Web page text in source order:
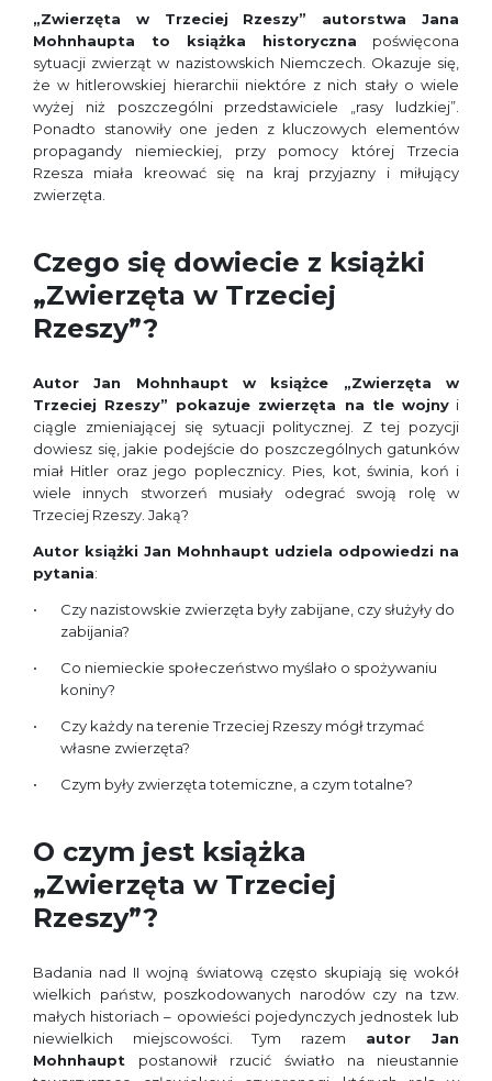
„Zwierzęta w Trzeciej Rzeszy” autorstwa Jana
Mohnhaupta to książka historyczna poświęcona
sytuacji zwierząt w nazistowskich Niemczech. Okazuje się,
że w hitlerowskiej hierarchii niektóre z nich stały o wiele
wyżej niż poszczególni przedstawiciele „rasy ludzkiej”.
Ponadto stanowiły one jeden z kluczowych elementów
propagandy niemieckiej, przy pomocy której Trzecia
Rzesza miała kreować się na kraj przyjazny i miłujący
zwierzęta.
Czego się dowiecie z książki
„Zwierzęta w Trzeciej
Rzeszy”?
Autor Jan Mohnhaupt w książce „Zwierzęta w
Trzeciej Rzeszy” pokazuje zwierzęta na tle wojnyi
ciągle zmieniającej się sytuacji politycznej. Z tej pozycji
dowiesz się, jakie podejście do poszczególnych gatunków
miał Hitler oraz jego poplecznicy. Pies, kot, świnia, koń i
wiele innych stworzeń musiały odegrać swoją rolę w
Trzeciej Rzeszy. Jaką?
Autor książki Jan Mohnhaupt udziela odpowiedzi na
pytania:
Czy nazistowskie zwierzęta były zabijane, czy służyły do
zabijania?
Co niemieckie społeczeństwo myślało o spożywaniu
koniny?
Czy każdy na terenie Trzeciej Rzeszy mógł trzymać
własne zwierzęta?
Czym były zwierzęta totemiczne, a czym totalne?
O czym jest książka
„Zwierzęta w Trzeciej
Rzeszy”?
Badania nad II wojną światową często skupiają się wokół
wielkich państw, poszkodowanych narodów czy na tzw.
małych historiach – opowieści pojedynczych jednostek lub
niewielkich miejscowości. Tym razem autor Jan
Mohnhaupt postanowił rzucić światło na nieustannie